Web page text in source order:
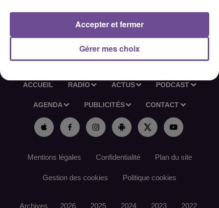
Référence de l’offre France Travail : 185KQMD
ACCUEIL RADIO ACTUS PODCAST
AGENDA PUBLICITÉS CONTACT
Mentions légales Confidentialité Plan du site
Gestion des cookies Politique cookies
Archives 2026 2025 2024 2023 2022
Gérer mes choix
Accepter et fermer